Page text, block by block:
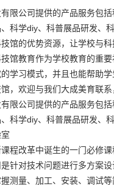
限公司提供的产品服务包
科学diy、科普展品研发、
馆的优势资源，让学校与
馆教育作为学校教育的重
学习模式，并且也能帮助学
，欢迎与我们大成美育联
限公司提供的产品服务包
科学diy、科普展品研发、
程改革中诞生的一门必修
针对技术问题进行多方案设
测量、加工、安装、调试